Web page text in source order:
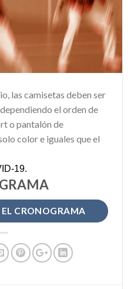
las camisetas deben ser
el orden de
o pantalón de
color e iguales que el
19.
EL CRONOGRAMA